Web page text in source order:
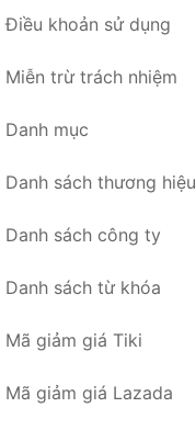
Điều khoản sử dụng
Miễn trừ trách nhiệm
Danh mục
Danh sách thương hiệu
Danh sách công ty
Danh sách từ khóa
Mã giảm giá Tiki
Mã giảm giá Lazada